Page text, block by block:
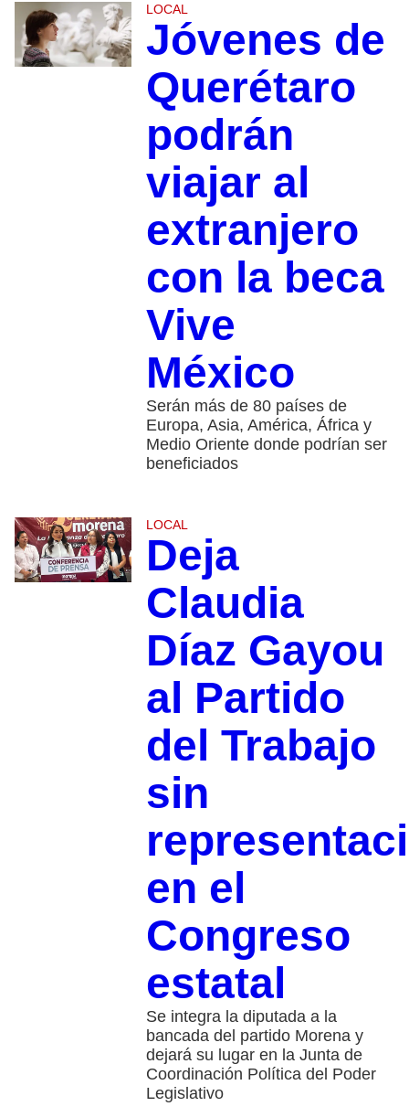
LOCAL
Jóvenes de
Querétaro
podrán
viajar al
extranjero
con la beca
Vive
México
Serán más de 80 países de
Europa, Asia, América, África y
Medio Oriente donde podrían ser
beneficiados
LOCAL
Deja
Claudia
Díaz Gayou
al Partido
del Trabajo
sin
en el
Congreso
estatal
Se integra la diputada a la
bancada del partido Morena y
dejará su lugar en la Junta de
Coordinación Política del Poder
Legislativo